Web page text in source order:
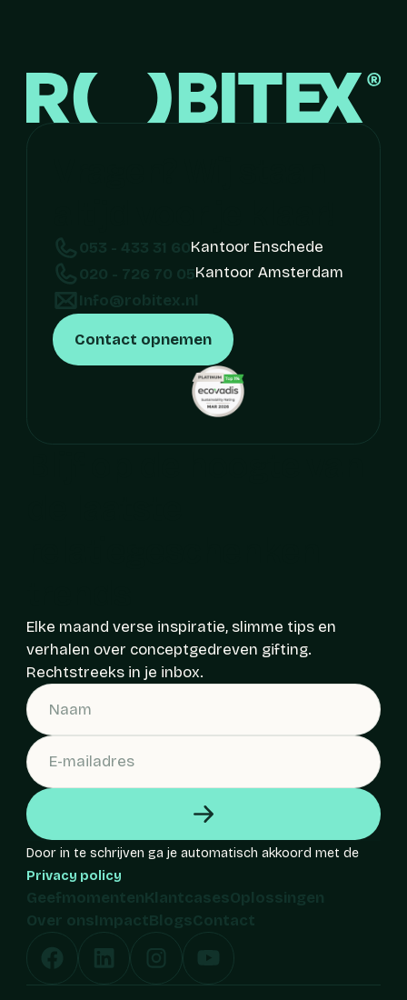
053 - 433 31 60Kantoor Enschede
020 - 726 70 05 Kantoor Amsterdam
Info@robitex.nl
Contact opnemen
Elke maand verse inspiratie, slimme tips en
verhalen over conceptgedreven gifting.
Rechtstreeks in je inbox.
Door in te schrijven ga je automatisch akkoord met de
Privacy policy
Geefmomenten Klantcases Oplossingen
Over ons
Impact Blogs Contact